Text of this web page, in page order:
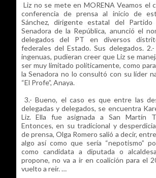
Liz no se mete en MORENA Veamos el
conferencia de prensa al inicio de
Sánchez, dirigente estatal del
Senadora de la República, anunció el
delegados del PT en diversos
federales del Estado. Sus delegados.
ingenuas, pudieran creer que Liz se
ser muy limitado políticamente, como
la Senadora no lo consultó con su líder
“El Profe”, Anaya.
3.- Bueno, el caso es que entre las
delegadas y delegados, se encuentra
Liz. Ella fue asignada a San Martín
Entonces, en su tradicional y
de prensa, Olga Romero salió a decir,
algo así como que sería “nepotismo”
como candidata a diputada o
propone, no va a ir en coalición para el
vuelto a reír. …